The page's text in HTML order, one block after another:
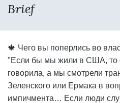
Brief
🍁 Чего вы поперлись во
"Если бы мы жили в США, то
говорила, а мы смотрели
Зеленского или Ермака в
импичмента… Если люди